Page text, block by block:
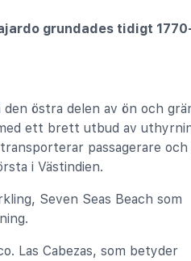
grundades tidigt
östra delen av ön och
ett brett utbud av
passagerare och
i Västindien.
Seven Seas Beach som
Las Cabezas, som betyder